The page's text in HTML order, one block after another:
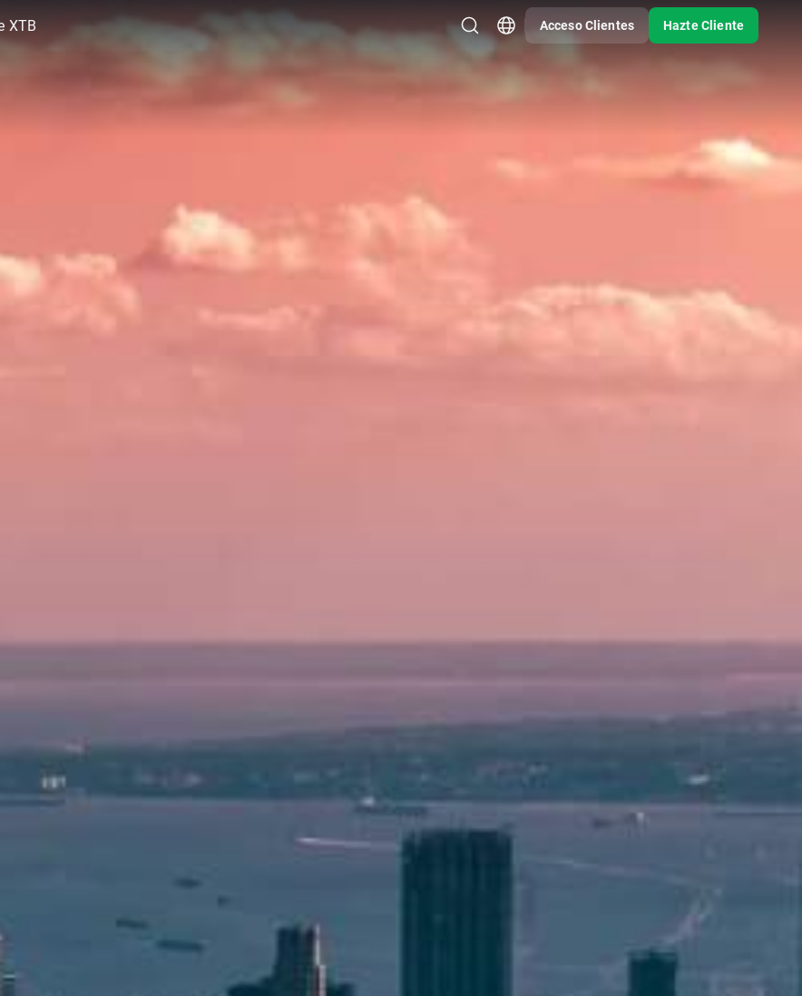
XTB Acceso Clientes Hazte Cliente